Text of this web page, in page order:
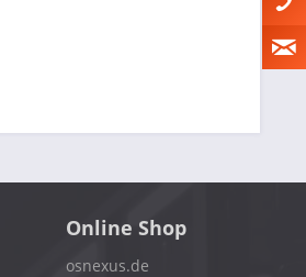
Online Shop
osnexus.de